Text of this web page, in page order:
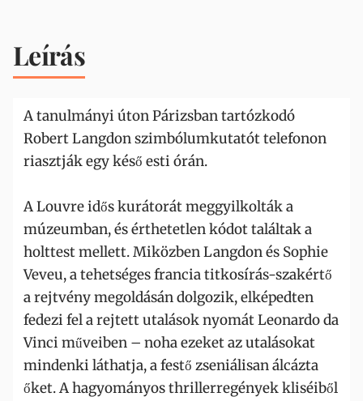
Leírás
A tanulmányi úton Párizsban tartózkodó
Robert Langdon szimbólumkutatót telefonon
riasztják egy késő esti órán.
A Louvre idős kurátorát meggyilkolták a
múzeumban, és érthetetlen kódot találtak a
holttest mellett. Miközben Langdon és Sophie
Veveu, a tehetséges francia titkosírás-szakértő
a rejtvény megoldásán dolgozik, elképedten
fedezi fel a rejtett utalások nyomát Leonardo da
Vinci műveiben – noha ezeket az utalásokat
mindenki láthatja, a festő zseniálisan álcázta
őket. A hagyományos thrillerregények kliséiből